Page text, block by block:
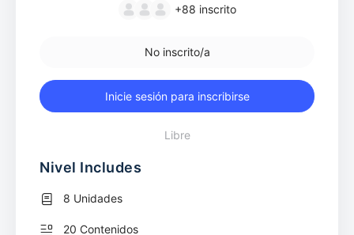
+88 inscrito
No inscrito/a
Inicie sesión para inscribirse
Libre
Nivel Includes
8 Unidades
20 Contenidos